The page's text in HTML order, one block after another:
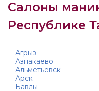
Салоны
Республике
Агрыз
Азнакаево
Альметьевск
Арск
Бавлы